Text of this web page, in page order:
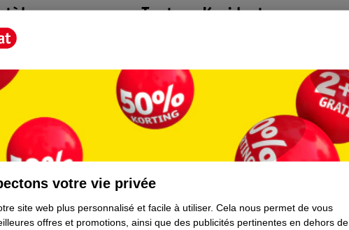
Tout sur Kruidvat
Formule commerciale
Coordonnées de l’entreprise
Plus durable
votre vie privée
site web plus personnalisé et facile à utiliser. Cela nous permet de vous
offres et promotions, ainsi que des publicités pertinentes en dehors de